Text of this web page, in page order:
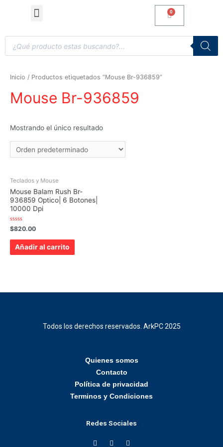
Inicio / Productos etiquetados “Mouse Br-936859”
Mouse Br-936859
Mostrando el único resultado
Teclados y Mouse
Mouse Balam Rush Br-
936859 Optico| 6 Botones|
10000 Dpi
Valorado
con
0
$820.00
Añadir al carrito
Todos los derechos reservados. ArkPC 2025
Quienes somos
Contacto
Política de privacidad
Terminos y Condiciones
Redes Sociales